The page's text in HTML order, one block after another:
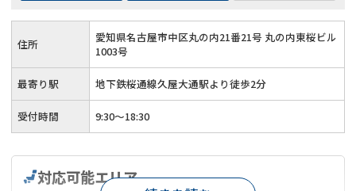
住所
愛知県名古屋市中区丸の内21番21号 丸の内東桜ビル
1003号
最寄り駅 地下鉄桜通線久屋大通駅より徒歩2分
受付時間 9:30～18:30
対応可能エリア